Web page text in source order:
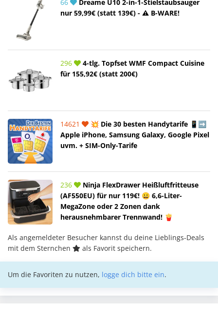
66
Dreame U10 2-in-1-Stielstaubsauger
nur 59,99€ (statt 139€) - ⚠️ B-WARE!
296
4-tlg. Topfset WMF Compact Cuisine
für 155,92€ (statt 200€)
14621
💥 Die 30 besten Handytarife 📱➡️
Apple iPhone, Samsung Galaxy, Google Pixel
uvm. + SIM-Only-Tarife
236
Ninja FlexDrawer Heißluftfritteuse
(AF550EU) für nur 119€! 😀 6,6-Liter-
MegaZone oder 2 Zonen dank
herausnehmbarer Trennwand! 🍟
Als angemeldeter Besucher kannst du deine Lieblings-Deals
mit dem Sternchen
als Favorit speichern.
Um die Favoriten zu nutzen, logge dich bitte ein.